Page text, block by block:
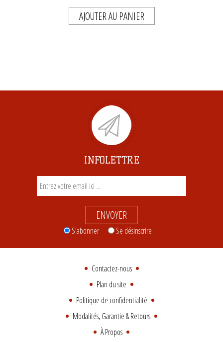
AJOUTER AU PANIER
INFOLETTRE
ENVOYER
S'abonner Se désinscrire
Contactez-nous
Plan du site
Politique de confidentialité
Modalités, Garantie & Retours
À Propos